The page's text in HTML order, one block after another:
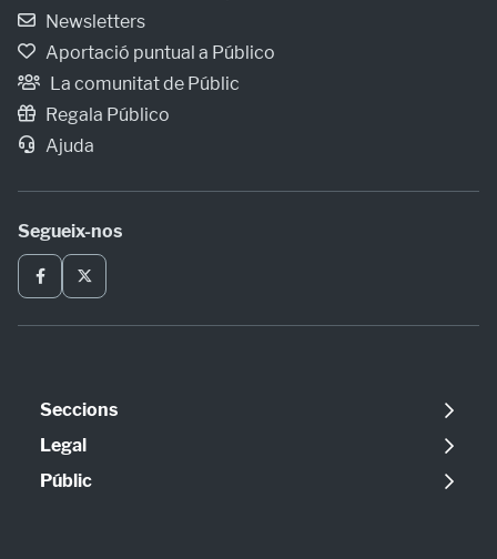
Newsletters
Aportació puntual a Público
La comunitat de Públic
Regala Público
Ajuda
Segueix-nos
Seccions
Política
Opinió
Legal
Avís legal
Públic